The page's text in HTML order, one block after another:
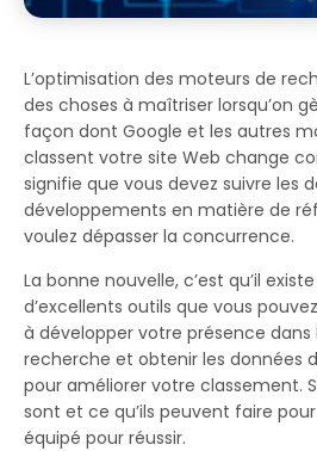
L’optimisation des moteurs de
des choses à maîtriser lorsqu’on
façon dont Google et les autres
classent votre site Web change
signifie que vous devez suivre les
développements en matière de
voulez dépasser la concurrence.
La bonne nouvelle, c’est qu’il
d’excellents outils que vous
à développer votre présence
recherche et obtenir les données
pour améliorer votre classement.
sont et ce qu’ils peuvent faire
équipé pour réussir.